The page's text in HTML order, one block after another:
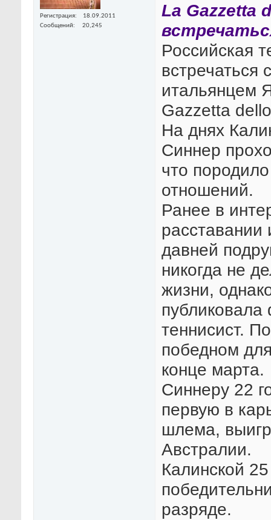
Регистрация
18.09.2011
Сообщений
20,245
La Gazzetta
Российская
встречаться
итальянцем
Gazzetta
На днях
Синнер
что
отношений.
Ранее в
расставании
давней
никогда не
жизни,
публиковала
теннисист.
победном
конце марта.
Синнеру 22
первую в
шлема,
Австралии.
Калинской
разряде.